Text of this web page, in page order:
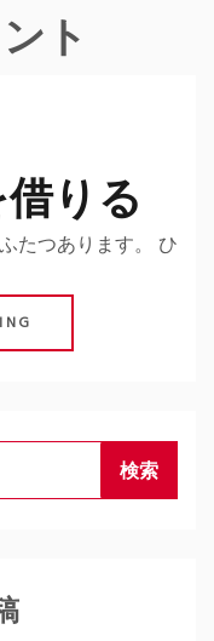
ト
りる
たつあります。 ひ